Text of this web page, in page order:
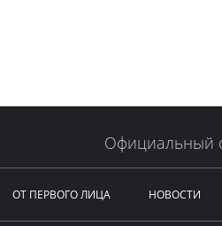
Официальный
ОТ ПЕРВОГО ЛИЦА НОВОСТИ